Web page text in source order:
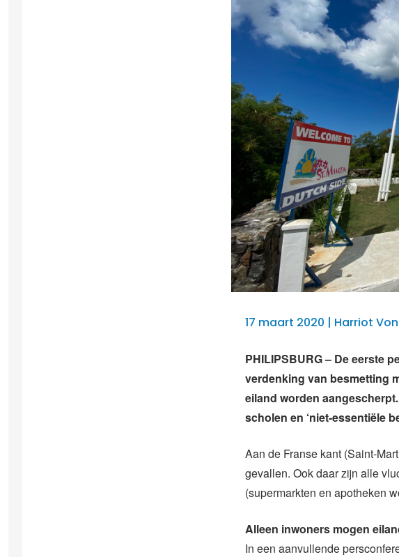
17 maart 2020 | Harriot
PHILIPSBURG – De eerste
verdenking van besmetting
eiland worden
scholen en ‘niet-essentiële
Aan de Franse kant (Saint-
gevallen. Ook daar zijn alle
(supermarkten en apotheken
Alleen inwoners mogen
In een aanvullende